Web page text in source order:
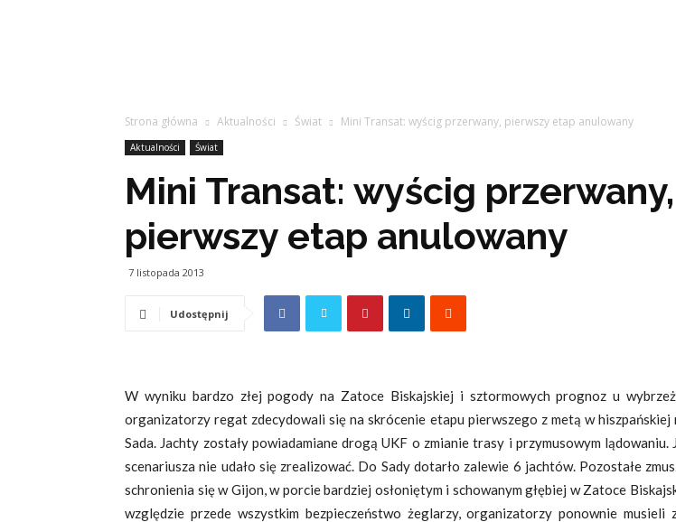
Strona główna Aktualności Świat Mini Transat: wyścig przerwany, pierwszy etap anulowany
Aktualności Świat
Mini Transat: wyścig przerwany,
pierwszy etap anulowany
7 listopada 2013
Udostępnij
W wyniku bardzo złej pogody na Zatoce Biskajskiej i sztormowych prognoz u
organizatorzy regat zdecydowali się na skrócenie etapu pierwszego z metą w hiszpańskiej
Sada. Jachty zostały powiadamiane drogą UKF o zmianie trasy i przymusowym lądowaniu.
scenariusza nie udało się zrealizować. Do Sady dotarło zalewie 6 jachtów. Pozostałe
schronienia się w Gijon, w porcie bardziej osłoniętym i schowanym głębiej w Zatoce
względzie przede wszystkim bezpieczeństwo żeglarzy, organizatorzy ponownie musieli